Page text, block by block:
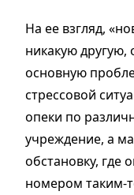
На ее взгляд,
никакую
основную
стрессовой
опеки по
учреждение, а
обстановку, где
номером таким-